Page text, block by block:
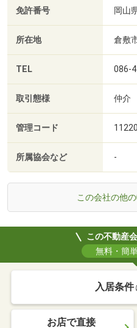
免許番号 岡山
所在地 倉敷
TEL 086-
取引態様 仲介
管理コード
所属協会など -
この会社の他
この不動産
無料・簡
入居条件
お店で直接